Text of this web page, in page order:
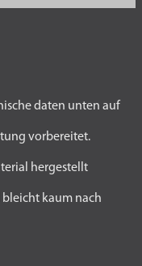
daten unten auf
vorbereitet.
hergestellt
kaum nach